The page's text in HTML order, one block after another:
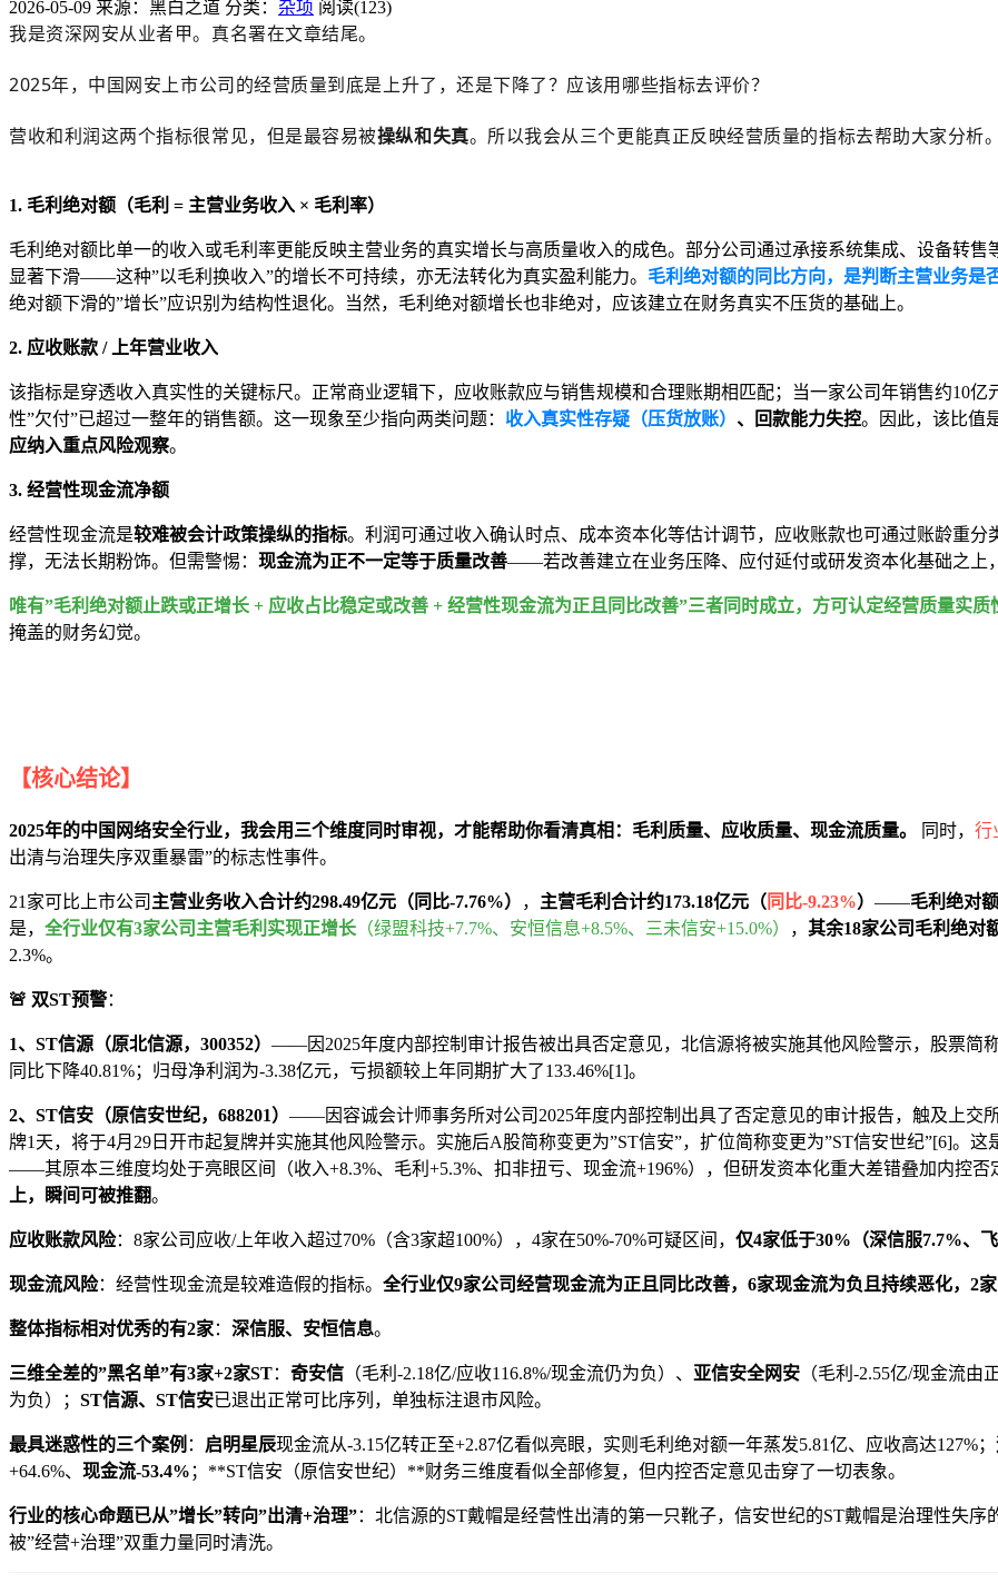
2026-05-09 来源：黑白之道 分类： 杂项 阅读(123)
我是资深网安从业者甲。真名署在文章结尾。
2025年，中国网安上市公司的经营质量到底是上升了，还是下降了？应该用哪些指标去评价？
营收和利润这两个指标很常见，但是最容易被操纵和失真。所以我会从三个更能真正反映经营质量的指标去帮助大家分析。
1. 毛利绝对额（毛利 = 主营业务收入 × 毛利率）
毛利绝对额比单一的收入或毛利率更能反映主营业务的真实增长与高质量收入的成色。部分公司通过承接系统集成、设备转
显著下滑——这种”以毛利换收入”的增长不可持续，亦无法转化为真实盈利能力。 毛利绝对额的同比方向，是判断主营业务是
绝对额下滑的”增长”应识别为结构性退化。当然，毛利绝对额增长也非绝对，应该建立在财务真实不压货的基础上。
2. 应收账款 / 上年营业收入
该指标是穿透收入真实性的关键标尺。正常商业逻辑下，应收账款应与销售规模和合理账期相匹配；当一家公司年销售约10
性”欠付”已超过一整年的销售额。这一现象至少指向两类问题： 收入真实性存疑（压货放账） 、 回款能力失控。因此，该比值
应纳入重点风险观察。
3. 经营性现金流净额
经营性现金流是较难被会计政策操纵的指标。利润可通过收入确认时点、成本资本化等估计调节，应收账款也可通过账龄重
撑，无法长期粉饰。但需警惕： 现金流为正不一定等于质量改善——若改善建立在业务压降、应付延付或研发资本化基础之上
唯有”毛利绝对额止跌或正增长 + 应收占比稳定或改善 + 经营性现金流为正且同比改善”三者同时成立，方可认定经营质量实质
掩盖的财务幻觉。
【核心结论】
2025年的中国网络安全行业，我会用三个维度同时审视，才能帮助你看清真相：毛利质量、应收质量、现金流质量。 同时， 行
出清与治理失序双重暴雷”的标志性事件。
21家可比上市公司 主营业务收入合计约298.49亿元（同比-7.76%） ， 主营毛利合计约173.18亿元（ 同比-9.23%） ——毛利绝对
是， 全行业仅有3家公司主营毛利实现正增长 （绿盟科技+7.7%、安恒信息+8.5%、三未信安+15.0%） ， 其余18家公司毛利绝对
2.3%。
🚨 双ST预警：
1、ST信源（原北信源，300352） ——因2025年度内部控制审计报告被出具否定意见，北信源将被实施其他风险警示，股票简称
同比下降40.81%；归母净利润为-3.38亿元，亏损额较上年同期扩大了133.46%[1]。
2、ST信安（原信安世纪，688201） ——因容诚会计师事务所对公司2025年度内部控制出具了否定意见的审计报告，触及上交
牌1天，将于4月29日开市起复牌并实施其他风险警示。实施后A股简称变更为”ST信安”，扩位简称变更为”ST信安世纪”[6]。这
——其原本三维度均处于亮眼区间（收入+8.3%、毛利+5.3%、扣非扭亏、现金流+196%），但研发资本化重大差错叠加内控否
上，瞬间可被推翻。
应收账款风险：8家公司应收/上年收入超过70%（含3家超100%），4家在50%-70%可疑区间， 仅4家低于30%（深信服7.7%、
现金流风险：经营性现金流是较难造假的指标。 全行业仅9家公司经营现金流为正且同比改善，6家现金流为负且持续恶化，2
整体指标相对优秀的有2家： 深信服、安恒信息。
三维全差的”黑名单”有3家+2家ST： 奇安信 （毛利-2.18亿/应收116.8%/现金流仍为负）、 亚信安全网安 （毛利-2.55亿/现金流由
为负）； ST信源、ST信安已退出正常可比序列，单独标注退市风险。
最具迷惑性的三个案例 ： 启明星辰现金流从-3.15亿转正至+2.87亿看似亮眼，实则毛利绝对额一年蒸发5.81亿、应收高达127%；
+64.6%、 现金流-53.4% ；**ST信安（原信安世纪）**财务三维度看似全部修复，但内控否定意见击穿了一切表象。
行业的核心命题已从”增长”转向”出清+治理”：北信源的ST戴帽是经营性出清的第一只靴子，信安世纪的ST戴帽是治理性失
被”经营+治理”双重力量同时清洗。